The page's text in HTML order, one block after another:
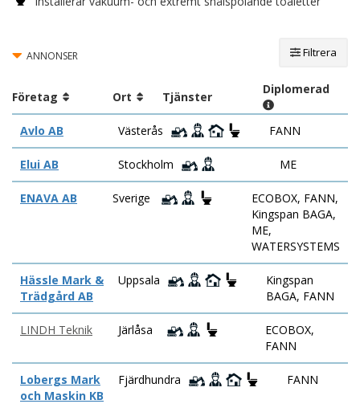
ANNONSER Filtrera
Företag Ort Tjänster
Diplomerad
Avlo AB Västerås FANN
Elui AB Stockholm ME
ENAVA AB Sverige
ECOBOX, FANN,
Kingspan BAGA,
ME,
WATERSYSTEMS
Hässle Mark &
Trädgård AB
Uppsala
Kingspan
BAGA, FANN
LINDH Teknik Järlåsa
ECOBOX,
FANN
Lobergs Mark
och Maskin KB
Fjärdhundra FANN